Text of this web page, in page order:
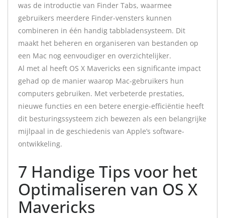
was de introductie van Finder Tabs, waarmee
gebruikers meerdere Finder-vensters kunnen
combineren in één handig tabbladensysteem. Dit
maakt het beheren en organiseren van bestanden op
een Mac nog eenvoudiger en overzichtelijker.
Al met al heeft OS X Mavericks een significante impact
gehad op de manier waarop Mac-gebruikers hun
computers gebruiken. Met verbeterde prestaties,
nieuwe functies en een betere energie-efficiëntie heeft
dit besturingssysteem zich bewezen als een belangrijke
mijlpaal in de geschiedenis van Apple’s software-
ontwikkeling.
7 Handige Tips voor het
Optimaliseren van OS X
Mavericks